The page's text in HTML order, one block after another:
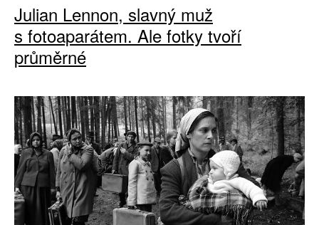
Julian Lennon, slavný muž
s fotoaparátem. Ale fotky tvoří
průměrné